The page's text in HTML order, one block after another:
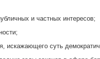
и частных интересов;
искажающего суть